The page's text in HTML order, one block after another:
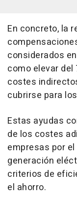
En concreto, la
considerados
como elevar del
costes
cubrirse para
Estas ayudas
de los costes
empresas por
generación
criterios de
el ahorro.